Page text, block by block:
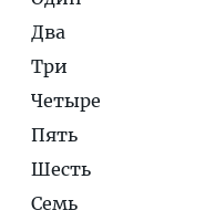
Два
Три
Четыре
Пять
Шесть
Семь